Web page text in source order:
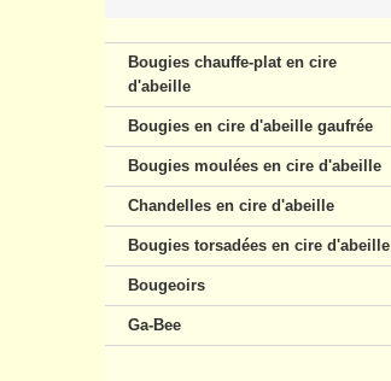
Bougies chauffe-plat en cire
d'abeille
Bougies en cire d'abeille gaufrée
Bougies moulées en cire d'abeille
Chandelles en cire d'abeille
Bougies torsadées en cire d'abeille
Bougeoirs
Ga-Bee